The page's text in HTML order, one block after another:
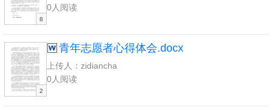
8
0人阅读
2
青年志愿者心得体会.docx
上传人：zidiancha
0人阅读